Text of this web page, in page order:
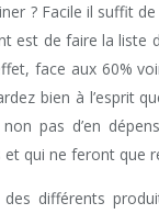
? Facile il suffit
est de faire la liste
face aux 60%
bien à l’esprit
pas d’en
qui ne feront que
des différents